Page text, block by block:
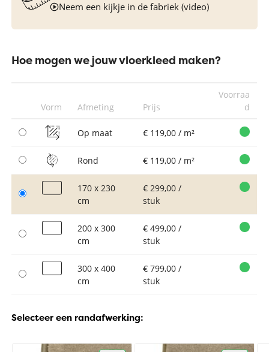
Neem een kijkje in de fabriek (video)
Hoe mogen we jouw vloerkleed maken?
Vorm Afmeting Prijs
Voorraa
d
Op maat € 119,00 / m²
Rond € 119,00 / m²
170 x 230
cm
€ 299,00 /
stuk
200 x 300
cm
€ 499,00 /
stuk
300 x 400
cm
€ 799,00 /
stuk
Selecteer een randafwerking: